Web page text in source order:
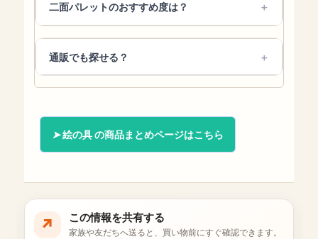
二面パレットのおすすめ度は？
通販でも探せる？
絵の具 の商品まとめページはこちら
↗ この情報を共有する
家族や友だちへ送ると、買い物前にすぐ確認できます。